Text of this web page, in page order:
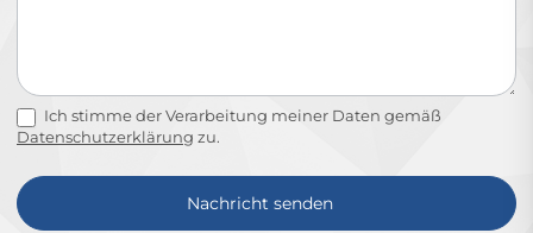
Ich stimme der Verarbeitung meiner Daten gemäß
Datenschutzerklärung zu.
Nachricht senden